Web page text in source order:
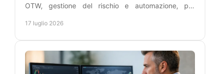
OTW, gestione del rischio e automazione, per
online.
17 luglio 2026